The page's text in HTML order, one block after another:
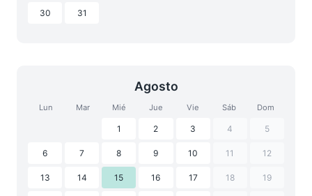
30 31
Agosto
Lun Mar Mié Jue Vie Sáb Dom
1 2 3 4 5
6 7 8 9 10 11 12
13 14 15 16 17 18 19